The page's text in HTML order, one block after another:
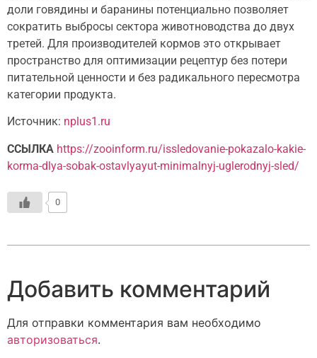
доли говядины и баранины потенциально позволяет
сократить выбросы сектора животноводства до двух
третей. Для производителей кормов это открывает
пространство для оптимизации рецептур без потери
питательной ценности и без радикального пересмотра
категории продукта.
Источник: nplus1.ru
ССЫЛКА https://zooinform.ru/issledovanie-pokazalo-kakie-
korma-dlya-sobak-ostavlyayut-minimalnyj-uglerodnyj-sled/
0
Добавить комментарий
Для отправки комментария вам необходимо
авторизоваться.